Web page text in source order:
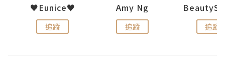
♥Eunice♥
追蹤
Amy Ng
追蹤 追蹤